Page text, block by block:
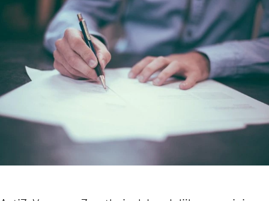
ActiZ tekent convenant over rol en inspraak